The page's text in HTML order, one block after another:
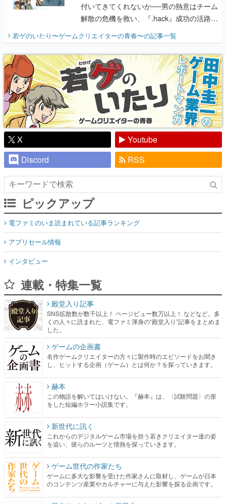
付いてきてくれないか──男の熱意はチーム
解散の危機を救い、『.hack』成功の活路を
『少年ジャンプ』色だった【若ゲのいた
り】
若ゲのいたり〜ゲームクリエイターの青春〜の記事一覧
X
Youtube
Discord
RSS
ピックアップ
電ファミのいま読まれている記事ランキング
アプリセール情報
インタビュー
連載・特集一覧
殿堂入り記事
SNS拡散数が数千以上！ ページビュー数万以上！ などなど。多
くの人々に読まれた、電ファミ渾身の“殿堂入り”記事をまとめま
した。
ゲームの企画書
名作ゲームクリエイターの方々に製作時のエピソードをお聞き
し、ヒットする企画（ゲーム）とは何か？を探っていきます。
赫本
この物語を解いてはいけない。『赫本』は、〈試験問題〉の形
をした短編ホラー小説集です。
新世代に訊く
これからのデジタルゲーム市場を担う若きクリエイター達の姿
を追い、彼らのルーツと情熱を探っていきます。
ゲーム世代の作家たち
ゲームに多大な影響を受けた作家さんに取材し、ゲームが日本
のコンテンツ産業やカルチャーに与えた影響を探る企画です。